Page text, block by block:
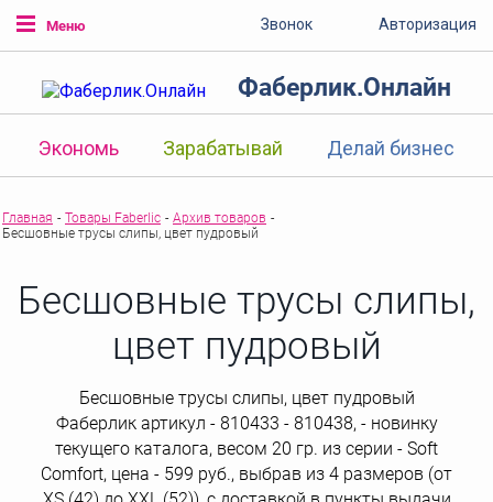
Меню Звонок Авторизация
Фаберлик.Онлайн
Экономь Зарабатывай Делай бизнес
Главная - Товары Faberlic - Архив товаров -
Бесшовные трусы слипы, цвет пудровый
Бесшовные трусы слипы,
цвет пудровый
Бесшовные трусы слипы, цвет пудровый
Фаберлик артикул - 810433 - 810438, - новинку
текущего каталога, весом 20 гр. из серии - Soft
Comfort, цена - 599 руб., выбрав из 4 размеров (от